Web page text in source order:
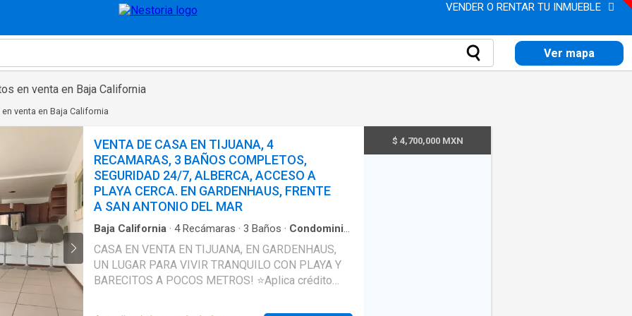
VENDER O RENTAR TU INMUEBLE
Ver mapa
en venta en Baja California
venta en Baja California
VENTA DE CASA EN TIJUANA, 4
RECAMARAS, 3 BAÑOS COMPLETOS,
SEGURIDAD 24/7, ALBERCA, ACCESO A
PLAYA CERCA. EN GARDENHAUS, FRENTE
A SAN ANTONIO DEL MAR
Baja California · 4Recámaras · 3 Baños · Condominio
Caseta de vigilancia· Cocina equipada·Cocina integral
Cuarto de Limpieza·Electricidad·Estacionamiento·
Internet·Recámara con closet·Seguridad·Televisión
CASA EN VENTA EN TIJUANA, EN GARDENHAUS,
UN LUGAR PARA VIVIR TRANQUILO CON PLAYA Y
BARECITOS A POCOS METROS! ⭐Aplica crédito
closet, principal con vestidor, baño con tina y balcón.
$ 4,700,000 MXN